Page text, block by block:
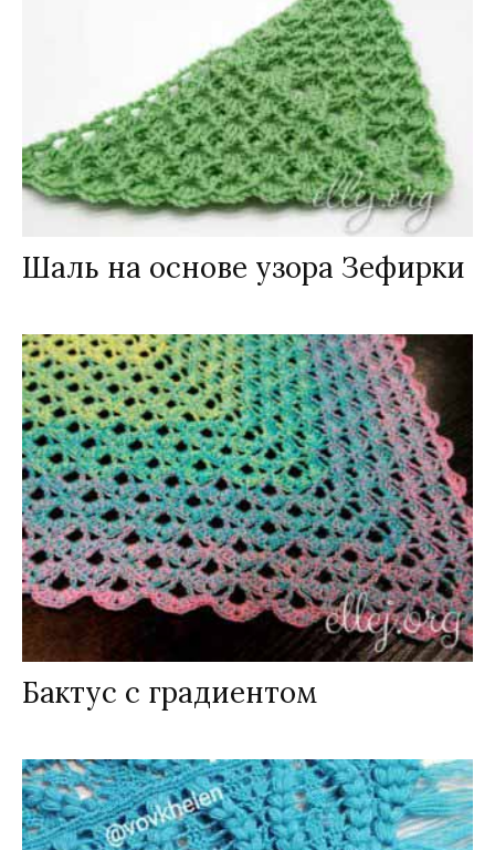
Шаль на основе узора Зефирки
Бактус с градиентом